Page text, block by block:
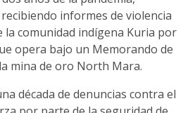
informes de violencia
la comunidad indígena Kuria por
opera bajo un Memorando de
mina de oro North Mara.
década de denuncias contra el